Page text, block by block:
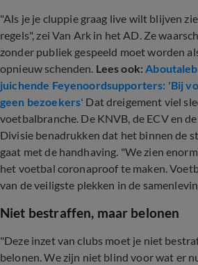
"Als je je cluppie graag live wilt blijven
regels", zei Van Ark in het AD. Ze
zonder publiek gespeeld moet worden
opnieuw schenden. Lees ook:
juichende Feyenoordsupporters: 'Bij
geen bezoekers' Dat dreigement viel
voetbalbranche. De KNVB, de ECV en
Divisie benadrukken dat het binnen de
gaat met de handhaving. "We zien
het voetbal coronaproof te maken.
van de veiligste plekken in de
Niet bestraffen, maar belonen
"Deze inzet van clubs moet je niet
belonen. We zijn niet blind voor wat er